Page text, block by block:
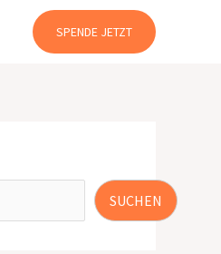
SPENDE JETZT
SUCHEN